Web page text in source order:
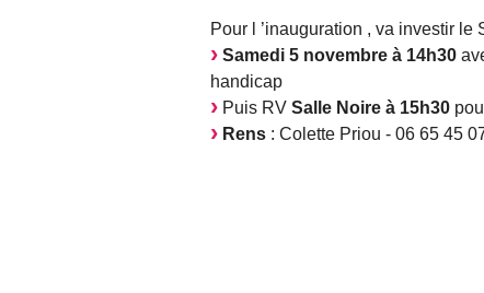
Pour l ’inauguration , va investir
Samedi 5 novembre à 14h30
handicap
Puis RV Salle Noire à 15h30
Rens : Colette Priou - 06 65 45